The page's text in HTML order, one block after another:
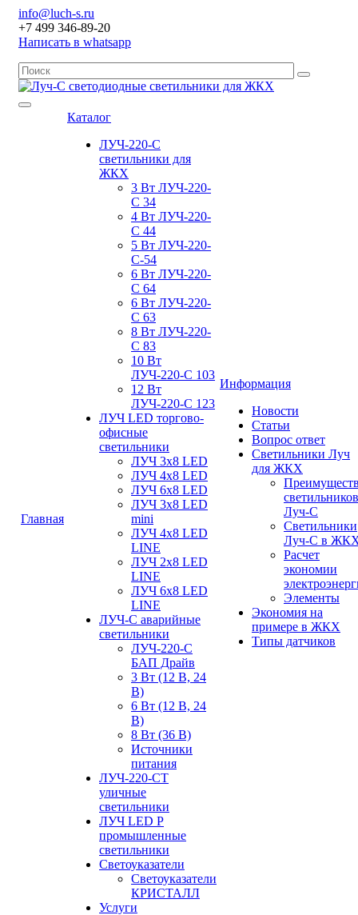
info@luch-s.ru
+7 499 346-89-20
Написать в whatsapp
Главная
Каталог
ЛУЧ-220-С
светильники для
ЖКХ
3 Вт ЛУЧ-220-
С 34
4 Вт ЛУЧ-220-
С 44
5 Вт ЛУЧ-220-
С-54
6 Вт ЛУЧ-220-
С 64
6 Вт ЛУЧ-220-
С 63
8 Вт ЛУЧ-220-
С 83
10 Вт
ЛУЧ-220-С 103
12 Вт
ЛУЧ-220-С 123
ЛУЧ LED торгово-
офисные
светильники
ЛУЧ 3х8 LED
ЛУЧ 4х8 LED
ЛУЧ 6х8 LED
ЛУЧ 3х8 LED
mini
ЛУЧ 4х8 LED
LINE
ЛУЧ 2х8 LED
LINE
ЛУЧ 6х8 LED
LINE
ЛУЧ-С аварийные
светильники
ЛУЧ-220-С
БАП Драйв
3 Вт (12 В, 24
В)
6 Вт (12 В, 24
В)
8 Вт (36 В)
Источники
питания
ЛУЧ-220-СТ
уличные
светильники
ЛУЧ LED P
промышленные
светильники
Светоуказатели
Светоуказатели
КРИСТАЛЛ
Услуги
Информация
Новости
Статьи
Вопрос ответ
Светильники Луч
для ЖКХ
светильников
Луч-С
Светильники
Луч-С в
Расчет
экономии
Элементы
Экономия на
примере в ЖКХ
Типы датчиков